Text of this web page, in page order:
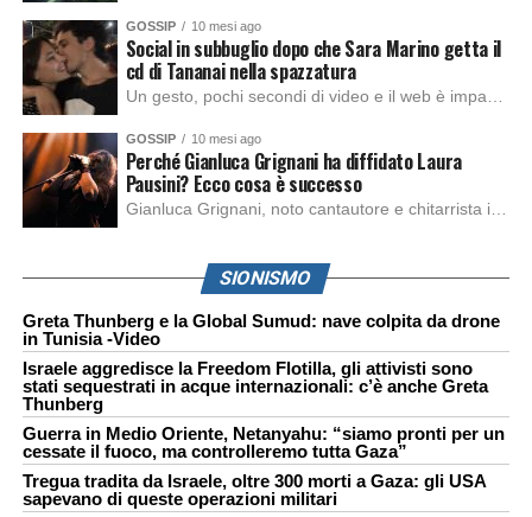
GOSSIP 10 mesi ago
Social in subbuglio dopo che Sara Marino getta il
cd di Tananai nella spazzatura
Un gesto, pochi secondi di video e il web è impazzito. Nella serata di domenica, Sara Marino, ex compagna di Tananai, ha pubblicato su Instagram una storia che non lasciava spazio a interpretazioni: il cd del cantante finiva dritto nella spazzatura. Un segnale forte e simbolico allo stesso tempo. Questa vicenda arriva dopo altre indicazioni […]
GOSSIP 10 mesi ago
Perché Gianluca Grignani ha diffidato Laura
Pausini? Ecco cosa è successo
Gianluca Grignani, noto cantautore e chitarrista italiano, ha recentemente inviato una diffida formale a Laura Pausini. Al centro dello scontro sembra esserci il brano più amato del cantautore italiano, nonché “la mia storia tra le dita”, che la Pausina ha reinterpretato per “Io canto 2” in varie lingue (Italiano, Spagnolo, Portoghese e Francese), dichiarando pubblicamente […]
SIONISMO
Greta Thunberg e la Global Sumud: nave colpita da drone
in Tunisia -Video
Israele aggredisce la Freedom Flotilla, gli attivisti sono
stati sequestrati in acque internazionali: c’è anche Greta
Thunberg
Guerra in Medio Oriente, Netanyahu: “siamo pronti per un
cessate il fuoco, ma controlleremo tutta Gaza”
Tregua tradita da Israele, oltre 300 morti a Gaza: gli USA
sapevano di queste operazioni militari